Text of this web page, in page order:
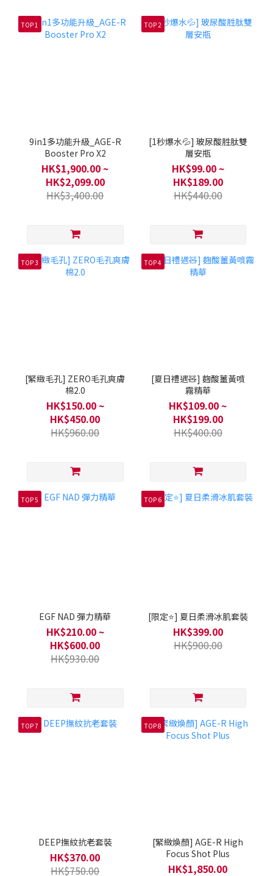
TOP 1
9in1多功能升級_AGE-R
Booster Pro X2
HK$1,900.00 ~
HK$2,099.00
HK$3,400.00
TOP 2
[1秒爆水💦] 玻尿酸胜肽雙
層安瓶
HK$99.00 ~
HK$189.00
HK$440.00
TOP 3
[緊緻毛孔] ZERO毛孔爽膚
棉2.0
HK$150.00 ~
HK$450.00
HK$960.00
TOP 4
[夏日禮遇🧸] 麴酸薑黃噴
霧精華
HK$109.00 ~
HK$199.00
HK$400.00
TOP 5
EGF NAD 彈力精華
HK$210.00 ~
HK$600.00
HK$930.00
TOP 6
[限定⭐] 夏日柔滑冰肌套裝
HK$399.00
HK$900.00
TOP 7
DEEP撫紋抗老套裝
HK$370.00
HK$750.00
TOP 8
[緊緻煥顏] AGE-R High
Focus Shot Plus
HK$1,850.00